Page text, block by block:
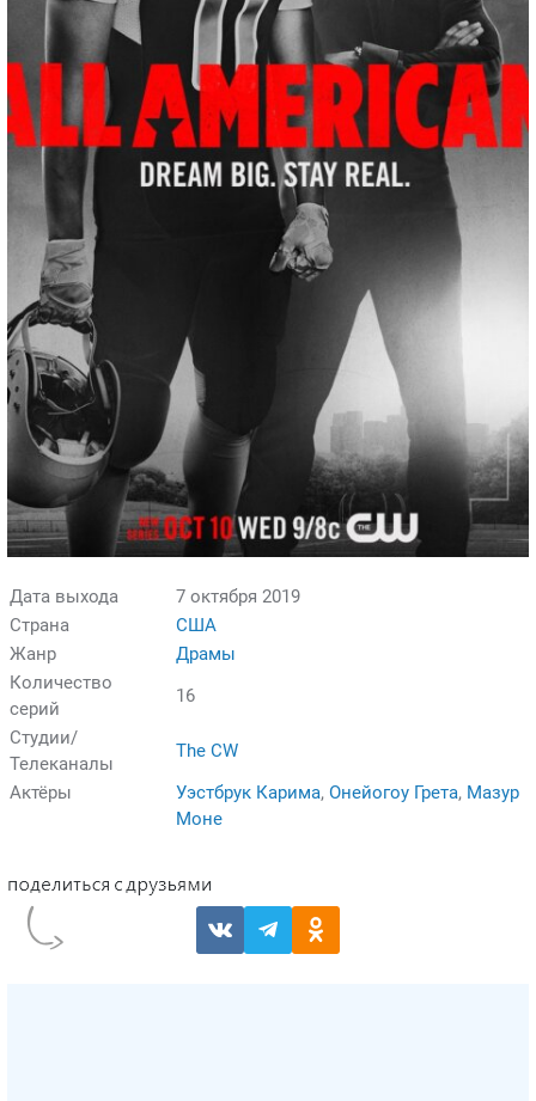
Дата выхода
7 октября 2019
Страна
США
Жанр
Драмы
Количество
серий
16
Студии/
Телеканалы
The CW
Актёры
Уэстбрук Карима, Онейогоу Грета, Мазур
Моне